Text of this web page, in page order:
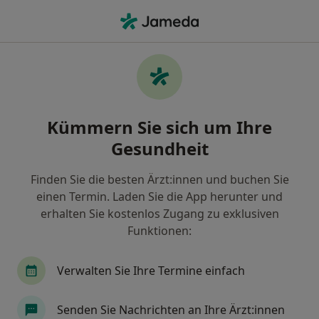
Kümmern Sie sich um Ihre
Gesundheit
Finden Sie die besten Ärzt:innen und buchen Sie
einen Termin. Laden Sie die App herunter und
erhalten Sie kostenlos Zugang zu exklusiven
Funktionen:
Verwalten Sie Ihre Termine einfach
Senden Sie Nachrichten an Ihre Ärzt:innen
Allgemeinmediziner • Friedberg, Bayern
Filter & Sortierung
buchen mit jameda
Finden Sie Allgemeinmediziner in Friedberg und
Wie wir die Suchergebnisse sortieren